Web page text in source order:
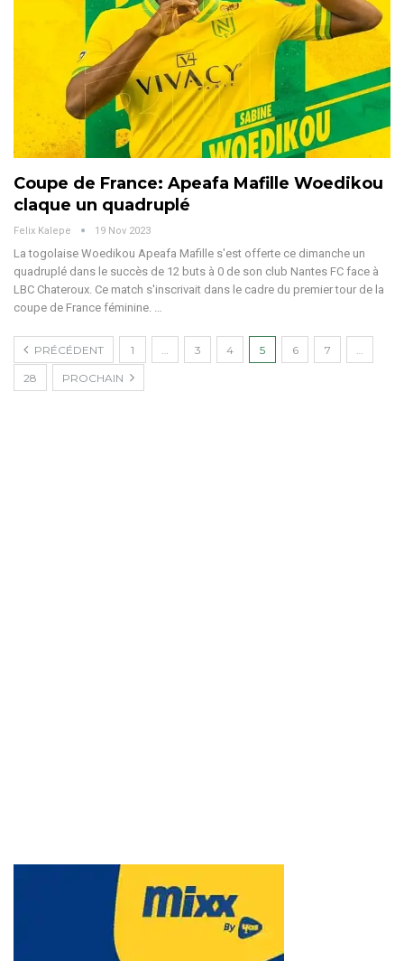
Coupe de France: Apeafa Mafille Woedikou
claque un quadruplé
Felix Kalepe 19 Nov 2023
La togolaise Woedikou Apeafa Mafille s'est offerte ce dimanche un
quadruplé dans le succès de 12 buts à 0 de son club Nantes FC face à
LBC Chateroux. Ce match s'inscrivait dans le cadre du premier tour de la
coupe de France féminine.
PRÉCÉDENT 1 3 4 5 6 7
28 PROCHAIN